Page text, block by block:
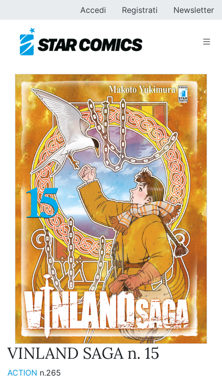
Accedi Registrati Newsletter
VINLAND SAGA n. 15
ACTION n.265